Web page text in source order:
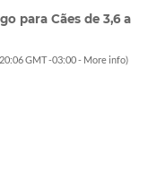
para Cães de 3,6 a
GMT -03:00 - More info)